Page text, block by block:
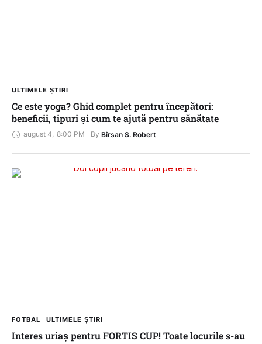
ULTIMELE ȘTIRI
Ce este yoga? Ghid complet pentru începători:
beneficii, tipuri și cum te ajută pentru sănătate
august 4, 8:00 PM By Bîrsan S. Robert
FOTBAL ULTIMELE ȘTIRI
Interes uriaș pentru FORTIS CUP! Toate locurile s-au